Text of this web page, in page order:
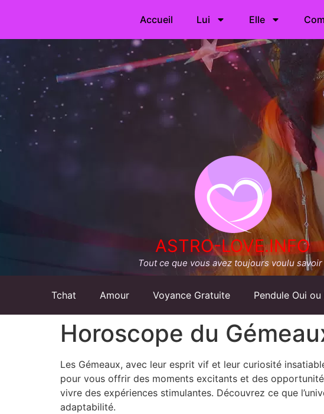
Accueil Lui Elle
ASTRO-LOVE.INFO
Tout ce que vous avez toujours voulu savoir
Tchat Amour Voyance Gratuite Pendule Oui ou
Horoscope du
Les Gémeaux, avec leur esprit vif et leur curiosité
pour vous offrir des moments excitants et des
vivre des expériences stimulantes. Découvrez ce que
adaptabilité.